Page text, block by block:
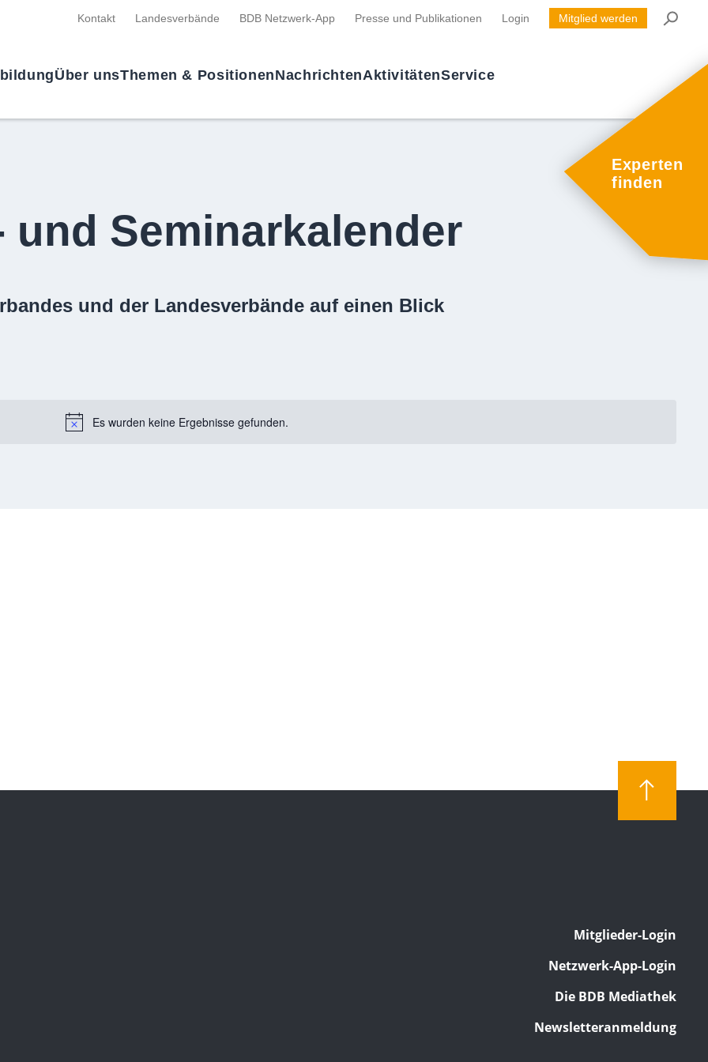
Kontakt Landesverbände BDB Netzwerk-App Presse und Publikationen Login Mitglied werden
Über unsThemen & PositionenNachrichtenAktivitätenService
Experten
finden
und Seminarkalender
und der Landesverbände auf einen Blick
Notice
Es wurden keine Ergebnisse gefunden.
Mitglieder-Login
Netzwerk-App-Login
Die BDB Mediathek
Newsletteranmeldung